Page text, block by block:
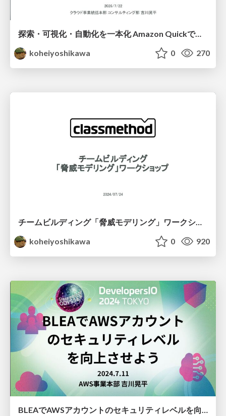
探索・可視化・自動化を一本化 Amazon Quickでデータ活用スピードを上げる方法
koheiyoshikawa
0 270
koheiyoshikawa
0 920
BLEAでAWSアカウントのセキュリティレベルを向上させよう